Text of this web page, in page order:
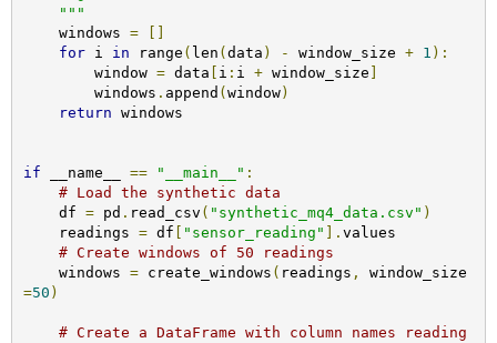
    """
    windows
=
for i in range ( len ( data ) - window_size + 1 ):
        window
= data i : i + window_size
        windows
. append ( window)
return windows
if __name__ == "__main__" :
# Load the synthetic data
    df
= pd . read_csv ( "synthetic_mq4_data.csv" )
    readings
= df "sensor_reading" ]. values
# Create windows of 50 readings
    windows
= create_windows ( readings ,
window_size
=50 )
# Create a DataFrame with column names reading